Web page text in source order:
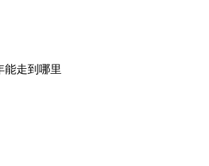
能走到哪里